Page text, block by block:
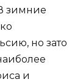
зимние
но зато
и